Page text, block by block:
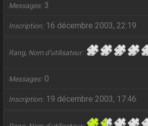
Messages 3
Inscription 16 décembre 2003, 22:19
Rang, Nom d’utilisateur
Messages 0
Inscription 19 décembre 2003, 17:46